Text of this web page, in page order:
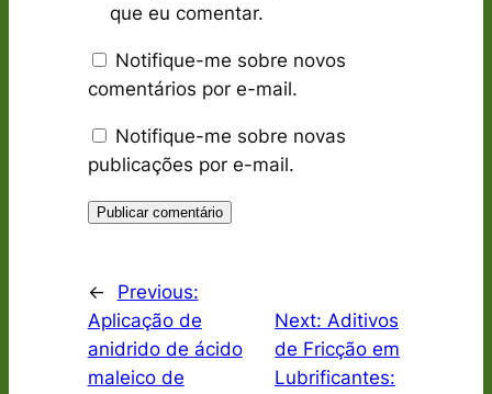
que eu comentar.
Notifique-me sobre novos
comentários por e-mail.
Notifique-me sobre novas
publicações por e-mail.
←
Previous:
Aplicação de
anidrido de ácido
maleico de
Next:Aditivos
de Fricção em
Lubrificantes: